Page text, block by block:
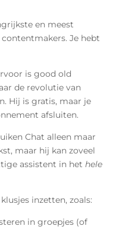
en meest
Je hebt
is good old
de revolutie van
Hij is gratis, maar je
afsluiten.
Chat alleen maar
maar hij kan zoveel
assistent in het hele
inzetten, zoals:
in groepjes (of